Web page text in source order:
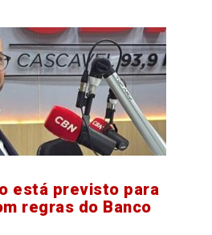
está previsto para
regras do Banco